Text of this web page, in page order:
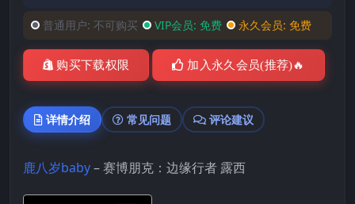
普通用户: 不可购买 VIP会员: 免费 永久会员: 免费
购买下载权限 加入永久会员(推荐)🔥
详情介绍 常见问题 评论建议
鹿八岁baby– 赛博朋克：边缘行者 露西